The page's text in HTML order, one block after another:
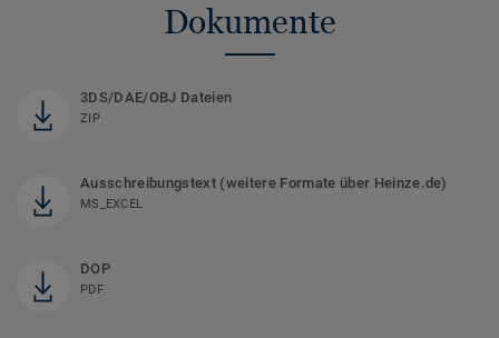
Dokumente
3DS/DAE/OBJ Dateien
ZIP
Ausschreibungstext (weitere Formate über Heinze.de)
MS_EXCEL
DOP
PDF